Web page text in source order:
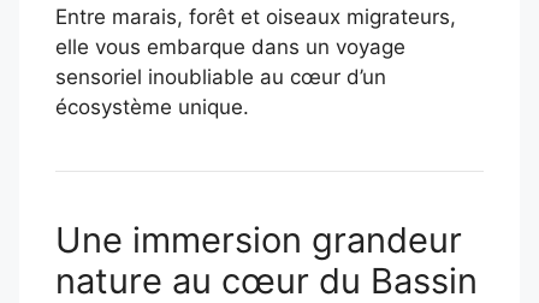
Entre marais, forêt et oiseaux migrateurs,
elle vous embarque dans un voyage
sensoriel inoubliable au cœur d’un
écosystème unique.
Une immersion grandeur
nature au cœur du Bassin